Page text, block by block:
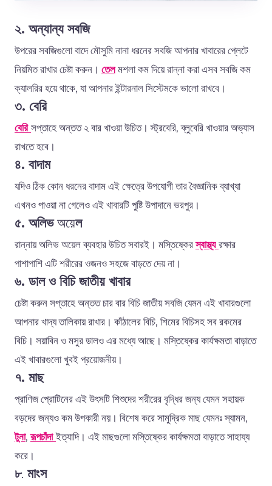
২. অন্যান্য সবজি
উপরের সবজিগুলো বাদে মৌসুমি নানা ধরনের সবজি আপনার খাবারের প্লেটে
নিয়মিত রাখার চেষ্টা করুন। তেল মশলা কম দিয়ে রান্না করা এসব সবজি কম
ক্যালরির হয়ে থাকে, যা আপনার ইন্টারনাল সিস্টেমকে ভালো রাখবে।
৩. বেরি
বেরি সপ্তাহে অন্তত ২ বার খাওয়া উচিত। স্ট্রবেরি, ব্লুবেরি খাওয়ার অভ্যাস
রাখতে হবে।
৪. বাদাম
যদিও ঠিক কোন ধরনের বাদাম এই ক্ষেত্রে উপযোগী তার বৈজ্ঞানিক ব্যাখ্যা
এখনও পাওয়া না গেলেও এই খাবারটি পুষ্টি উপাদানে ভরপুর।
৫. অলিভঅয়েল
রান্নায় অলিভ অয়েল ব্যবহার উচিত সবারই। মস্তিষ্কের স্বাস্থ্য রক্ষার
পাশাপাশি এটি শরীরের ওজনও সহজে বাড়তে দেয় না।
৬. ডাল ও বিচি জাতীয় খাবার
চেষ্টা করুন সপ্তাহে অন্তত চার বার বিচি জাতীয় সবজি যেমন এই খাবারগুলো
আপনার খাদ্য তালিকায় রাখার। কাঁঠালের বিচি, শিমের বিচিসহ সব রকমের
বিচি। সয়াবিন ও মসুর ডালও এর মধ্যে আছে। মস্তিষ্কের কার্যক্ষমতা বাড়াতে
এই খাবারগুলো খুবই প্রয়োজনীয়।
৭. মাছ
প্রাণিজ প্রোটিনের এই উৎসটি শিশুদের শরীরের বৃদ্ধির জন্য যেমন সহায়ক
বড়দের জন্যও কম উপকারী নয়। বিশেষ করে সামুদ্রিক মাছ যেমনঃ স্যামন,
টুনা,রূপচাঁদা ইত্যাদি। এই মাছগুলো মস্তিষ্কের কার্যক্ষমতা বাড়াতে সাহায্য
করে।
৮. মাংস